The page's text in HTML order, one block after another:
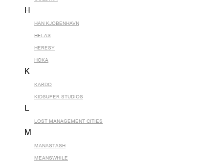
H
HAN KJOBENHAVN
HELAS
HERESY
HOKA
K
KARDO
KIDSUPER STUDIOS
L
LOST MANAGEMENT CITIES
M
MANASTASH
MEANSWHILE